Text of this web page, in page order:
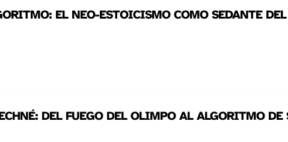
EL NEO-ESTOICISMO COMO SEDANTE
DEL FUEGO DEL OLIMPO AL ALGORITMO